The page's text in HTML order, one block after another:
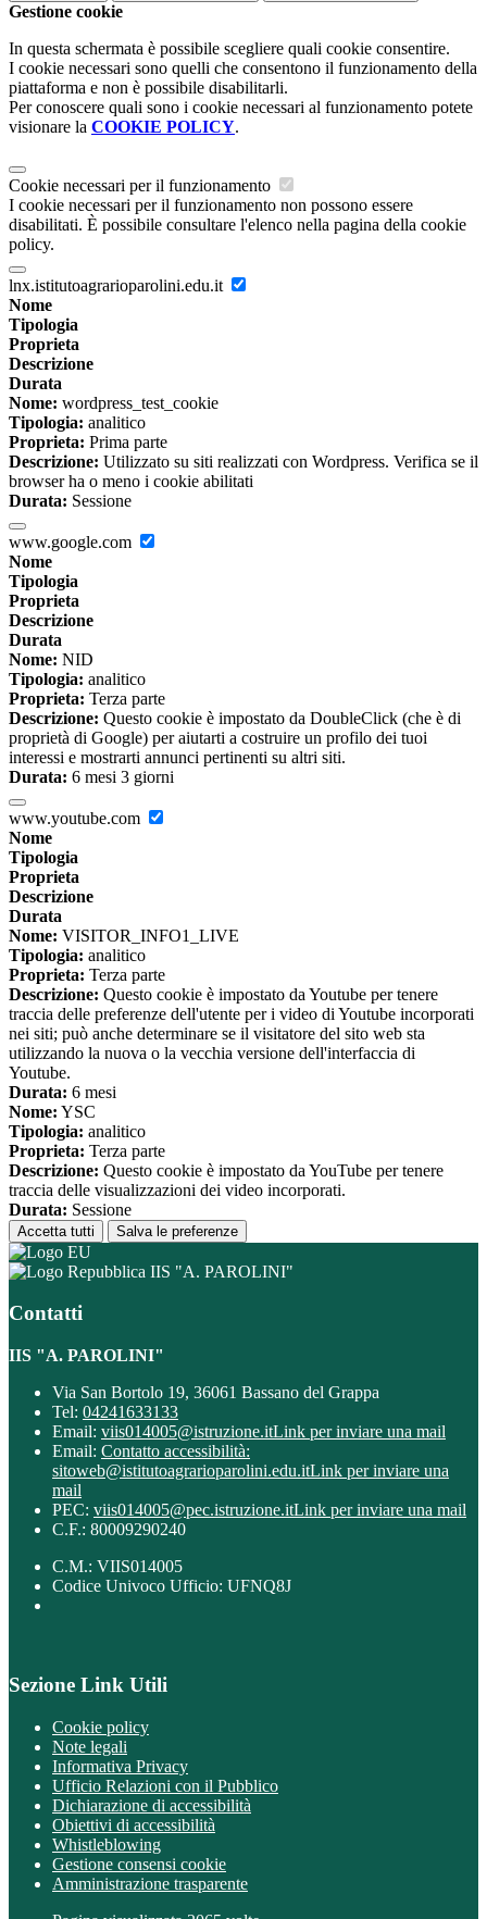
Gestione cookie
In questa schermata è possibile scegliere quali cookie consentire.
I cookie necessari sono quelli che consentono il funzionamento della
piattaforma e non è possibile disabilitarli.
Per conoscere quali sono i cookie necessari al funzionamento potete
visionare la COOKIE POLICY.
Cookie necessari per il funzionamento
I cookie necessari per il funzionamento non possono essere
disabilitati. È possibile consultare l'elenco nella pagina della cookie
policy.
lnx.istitutoagrarioparolini.edu.it
Nome
Tipologia
Proprieta
Descrizione
Durata
Nome: wordpress_test_cookie
Tipologia: analitico
Proprieta: Prima parte
Descrizione: Utilizzato su siti realizzati con Wordpress. Verifica se il
browser ha o meno i cookie abilitati
Durata: Sessione
www.google.com
Nome
Tipologia
Proprieta
Descrizione
Durata
Nome: NID
Tipologia: analitico
Proprieta: Terza parte
Descrizione: Questo cookie è impostato da DoubleClick (che è di
proprietà di Google) per aiutarti a costruire un profilo dei tuoi
interessi e mostrarti annunci pertinenti su altri siti.
Durata: 6 mesi 3 giorni
www.youtube.com
Nome
Tipologia
Proprieta
Descrizione
Durata
Nome: VISITOR_INFO1_LIVE
Tipologia: analitico
Proprieta: Terza parte
Descrizione: Questo cookie è impostato da Youtube per tenere
traccia delle preferenze dell'utente per i video di Youtube incorporati
nei siti; può anche determinare se il visitatore del sito web sta
utilizzando la nuova o la vecchia versione dell'interfaccia di
Youtube.
Durata: 6 mesi
Nome: YSC
Tipologia: analitico
Proprieta: Terza parte
Descrizione: Questo cookie è impostato da YouTube per tenere
traccia delle visualizzazioni dei video incorporati.
Durata: Sessione
Accetta tutti Salva le preferenze
IIS "A. PAROLINI"
Contatti
IIS "A. PAROLINI"
Via San Bortolo 19, 36061 Bassano del Grappa
Tel: 04241633133
Email: viis014005@istruzione.itLink per inviare una mail
Email: Contatto accessibilità:
sitoweb@istitutoagrarioparolini.edu.itLink per inviare una
mail
PEC: viis014005@pec.istruzione.itLink per inviare una mail
C.F.: 80009290240
C.M.: VIIS014005
Codice Univoco Ufficio: UFNQ8J
Sezione Link Utili
Cookie policy
Note legali
Informativa Privacy
Ufficio Relazioni con il Pubblico
Dichiarazione di accessibilità
Obiettivi di accessibilità
Whistleblowing
Gestione consensi cookie
Amministrazione trasparente